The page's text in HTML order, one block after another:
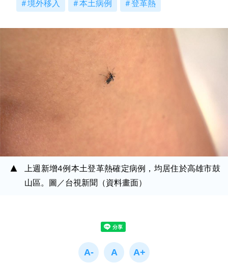
境外移入 本土病例 登革熱
上週新增4例本土登革熱確定病例，均居住於高雄市鼓
山區。圖／台視新聞（資料畫面）